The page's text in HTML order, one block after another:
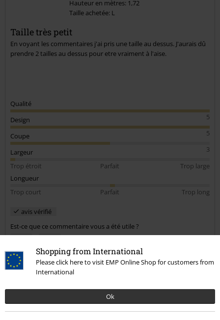
Shopping from International
Please click here to visit EMP Online Shop for customers from
International
Ok
Hauteur en mètres: 1,72
Taille achetée: L
Taille très petit
En voyant les commentaires j'ai pris une taille au dessus. J'aurais dû
prendre 2 tailles au dessus pour etre vraiment à l'aise.
Qualité
5
Design
5
Coupe
3
Largeur
Trop étroit
Parfait
Trop large
Longueur
Trop court
Parfait Trop long
avis vérifié
Est-ce que ce commentaire vous a été utile ?